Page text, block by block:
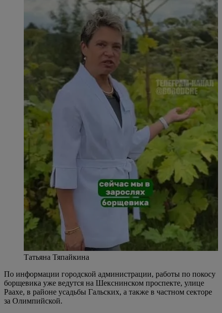
Татьяна Тяпайкина
По информации городской администрации, работы по покосу
борщевика уже ведутся на Шекснинском проспекте, улице
Раахе, в районе усадьбы Гальских, а также в частном секторе
за Олимпийской.